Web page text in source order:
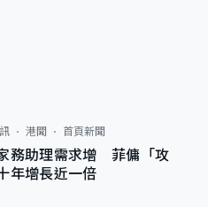
港聞 首頁新聞
務助理需求增 菲傭「攻
年增長近一倍